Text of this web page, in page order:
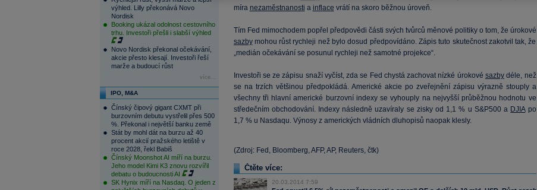
výhled. Lilly překonává Novo
Nordisk
Booking ukázal odolnost cestovního
trhu. Investoři přešli i slabší výhled
Novo Nordisk překonal očekávání,
akcie přesto klesají. Investoři řeší
marže a budoucí růst
více...
IPO, M&A
Čínský čipový gigant CXMT při
burzovním debutu vystřelil přes 500
%. Překonal i největší banku země
Stát by mohl dát na burzu až 40
procent akcií pražského letiště v
roce 2028, řekl Babiš
Čínský Moonshot AI míří na burzu.
Jeho model Kimi K3 znovu rozvířil
debatu o budoucnosti AI
SK Hynix míří na Nasdaq. O jeden z
míra nezaměstnanosti a inflace vrátí na skoro běžnou úroveň.
Tím Fed mimochodem popřel předpovědi části svých tvůrců měnové politiky o tom, že úrokové
sazbymohou růst rychleji než bylo dosud předpovídáno. Zápis tuto skutečnost zakotvil tak, že
„medián očekávání se posunul rychleji než samotné projekce“.
Investoři se ze zápisu snaží vyčíst, zda se Fed chystá zachovat nízké úrokové sazbydéle, než
se na trzích většinou předpokládá. Americké akcie po zveřejnění zápisu výrazně stouply a
všechny tři hlavní americké burzovní indexy se vyhouply na nejvyšší průběžnou hodnotu ve
středečním obchodování. Indexy následně uzavíraly se zisky od 1,1 % u S&P500 a DJIApo
1,7 % u Nasdaqu. Výnosy z amerických vládních dluhopisů naopak klesly.
(Zdroj: Fed, Bloomberg, AFP, AP, Reuters, čtk)
Čtěte více:
20.03.2014 7:59